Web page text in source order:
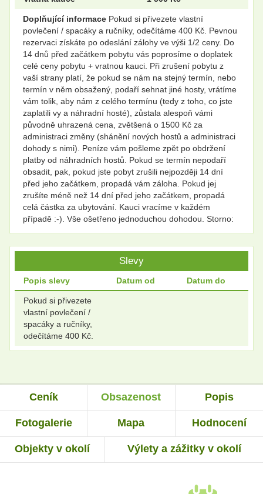
Doplňující informace Pokud si přivezete vlastní
povlečení / spacáky a ručníky, odečítáme 400 Kč. Pevnou
rezervaci získáte po odeslání zálohy ve výši 1/2 ceny. Do
14 dnů před začátkem pobytu vás poprosíme o doplatek
celé ceny pobytu + vratnou kauci. Při zrušení pobytu z
vaší strany platí, že pokud se nám na stejný termín, nebo
termín v něm obsažený, podaří sehnat jiné hosty, vrátíme
vám tolik, aby nám z celého termínu (tedy z toho, co jste
zaplatili vy a náhradní hosté), zůstala alespoň vámi
původně uhrazená cena, zvětšená o 1500 Kč za
administraci změny (shánění nových hostů a administraci
dohody s nimi). Peníze vám pošleme zpět po obdržení
platby od náhradních hostů. Pokud se termín nepodaří
obsadit, pak, pokud jste pobyt zrušili nejpozději 14 dní
před jeho začátkem, propadá vám záloha. Pokud jej
zrušíte méně než 14 dní před jeho začátkem, propadá
celá částka za ubytování. Kauci vracíme v každém
případě :-). Vše ošetřeno jednoduchou dohodou. Storno:
Slevy
Popis slevy Datum od Datum do
Pokud si přivezete
vlastní povlečení /
spacáky a ručníky,
odečítáme 400 Kč.
Ceník Obsazenost Popis
Fotogalerie Mapa Hodnocení
Objekty v okolí Výlety a zážitky v okolí